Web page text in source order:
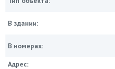
В здании:
В номерах:
Адрес: